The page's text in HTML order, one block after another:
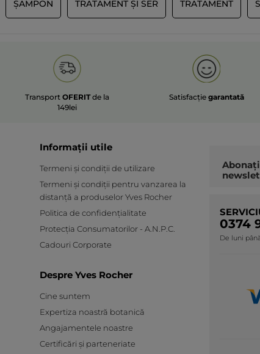
ȘAMPON TRATAMENT ȘI SER TRATAMENT
Transport OFERITde la
149lei
Satisfacțiegarantată
Informații utile
Termeni și condiții de utilizare
Termeni și condiții pentru vanzarea la
distanță a produselor Yves Rocher
Politica de confidențialitate
Protecția Consumatorilor - A.N.P.C.
Cadouri Corporate
Despre Yves Rocher
Cine suntem
Expertiza noastră botanică
Angajamentele noastre
Certificări și parteneriate
Abonați-vă la
0374
De luni